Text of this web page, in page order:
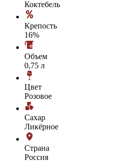
Коктебель
Крепость
16%
Объем
0,75 л
Цвет
Розовое
Сахар
Ликёрное
Страна
Россия